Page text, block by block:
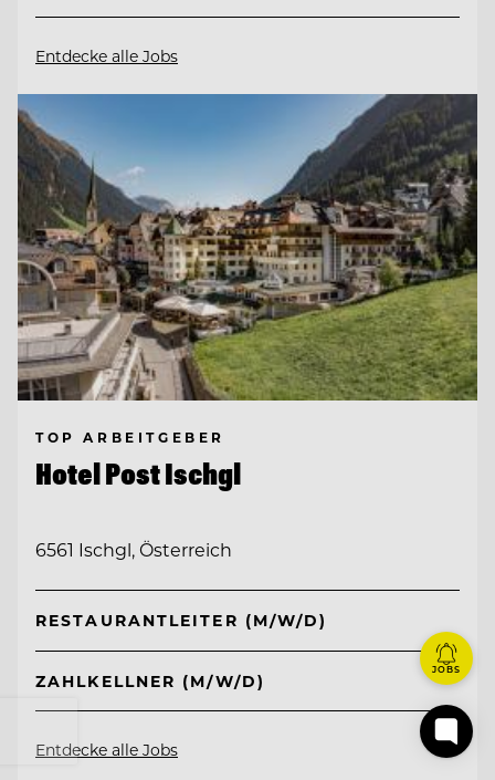
Entdecke alle Jobs
TOP ARBEITGEBER
Hotel Post Ischgl
6561 Ischgl, Österreich
RESTAURANTLEITER (M/W/D)
ZAHLKELLNER (M/W/D)
Entdecke alle Jobs
JOBS